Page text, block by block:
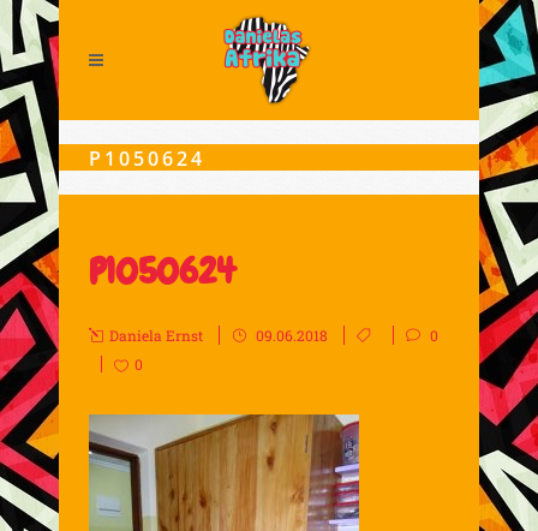
P1050624
P1050624
Daniela Ernst 09.06.2018
0
0